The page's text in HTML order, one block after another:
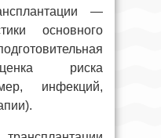
—
основного
риска
инфекций,